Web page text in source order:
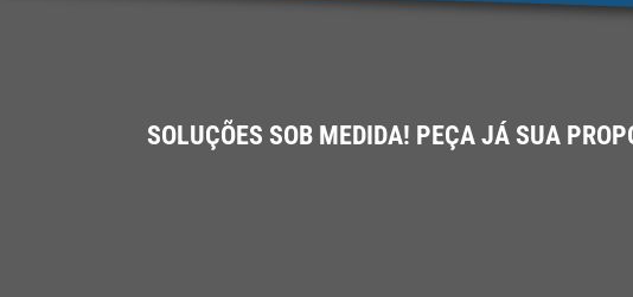
SOLUÇÕES SOB MEDIDA! PEÇA JÁ SUA